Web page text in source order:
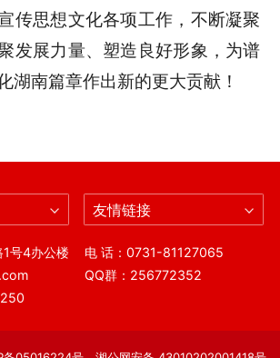
传思想文化各项工作，不断凝聚
发展力量、塑造良好形象，为谱
湖南篇章作出新的更大贡献！
友情链接
1号4办公楼
电 话：0731-81127065
QQ群：256772352